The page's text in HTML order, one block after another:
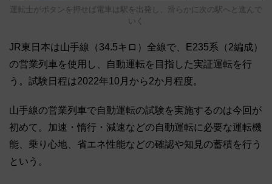
運転士がボタンを押せば電車は駅を出発し、滑らかに次の駅へと進んで
いく
JR東日本は山手線（34.5キロ）全線で、E235系（2編成）
の営業列車を使用し、自動運転を目指した実証運転を行
う。試験日程は2022年10月から2か月程度。
山手線の営業列車で自動運転の試験を実施するのは今回が
初めて。加速・惰行・減速などの自動運転に必要な運転機
能、乗り心地、省エネ性能などの確認や知見の蓄積を行う
という。